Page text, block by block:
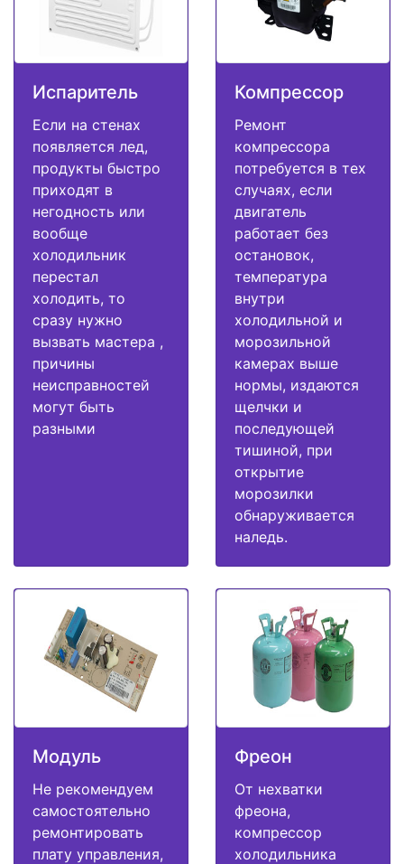
Испаритель
Если на стенах
появляется лед,
продукты быстро
приходят в
негодность или
вообще
холодильник
перестал
холодить, то
сразу нужно
вызвать мастера ,
причины
неисправностей
могут быть
разными
Компрессор
Ремонт
компрессора
потребуется в тех
случаях, если
двигатель
работает без
остановок,
температура
внутри
холодильной и
морозильной
камерах выше
нормы, издаются
щелчки и
последующей
тишиной, при
открытие
морозилки
обнаруживается
наледь.
Модуль
Не рекомендуем
самостоятельно
ремонтировать
плату управления,
Фреон
От нехватки
фреона,
компрессор
холодильника